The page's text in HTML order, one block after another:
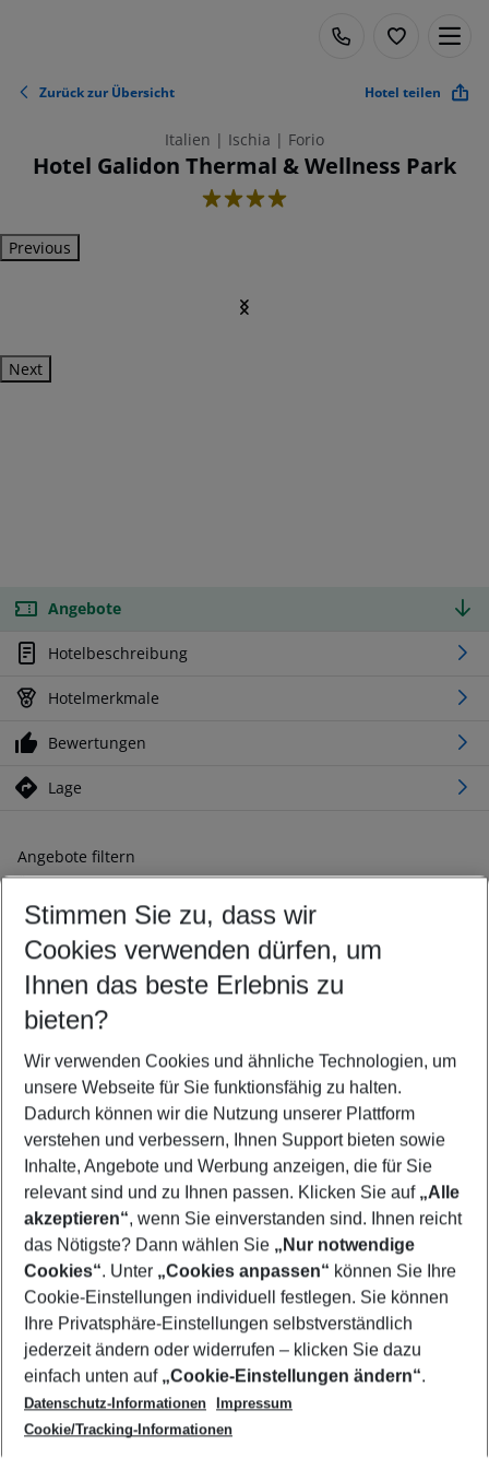
Zurück zur Übersicht Hotel teilen
Italien | Ischia | Forio
Hotel Galidon Thermal & Wellness Park
4
Previous
Next
Angebote
Hotelbeschreibung
Hotelmerkmale
Bewertungen
Lage
Angebote filtern
Ändern Sie Ihre Kriterien nach Ihren Wünschen
Abflughafen wählen
Beliebiger Abflughafen
Reisezeitraum wählen
09.08.26– 07.08.27 5-8 Nächte
2 Erwachsene Keine Kinder
Mehr Filter anzeigen
Footer
Footer navigation
Über uns
AGB
Cookie-Einstellungen ändern
Cookie-Richtlinie
Datenschutz
Service & Hilfe
Barrierefreies Reisen
Check-in
Folgen Sie uns
Stimmen Sie zu, dass wir
Cookies verwenden dürfen, um
Ihnen das beste Erlebnis zu
bieten?
Wir verwenden Cookies und ähnliche Technologien, um
unsere Webseite für Sie funktionsfähig zu halten.
Dadurch können wir die Nutzung unserer Plattform
verstehen und verbessern, Ihnen Support bieten sowie
Inhalte, Angebote und Werbung anzeigen, die für Sie
relevant sind und zu Ihnen passen. Klicken Sie auf „Alle
akzeptieren“, wenn Sie einverstanden sind. Ihnen reicht
das Nötigste? Dann wählen Sie „Nur notwendige
Cookies“. Unter „Cookies anpassen“ können Sie Ihre
Cookie-Einstellungen individuell festlegen. Sie können
Ihre Privatsphäre-Einstellungen selbstverständlich
jederzeit ändern oder widerrufen – klicken Sie dazu
einfach unten auf „Cookie-Einstellungen ändern“.
Datenschutz-Informationen
Impressum
Cookie/Tracking-Informationen